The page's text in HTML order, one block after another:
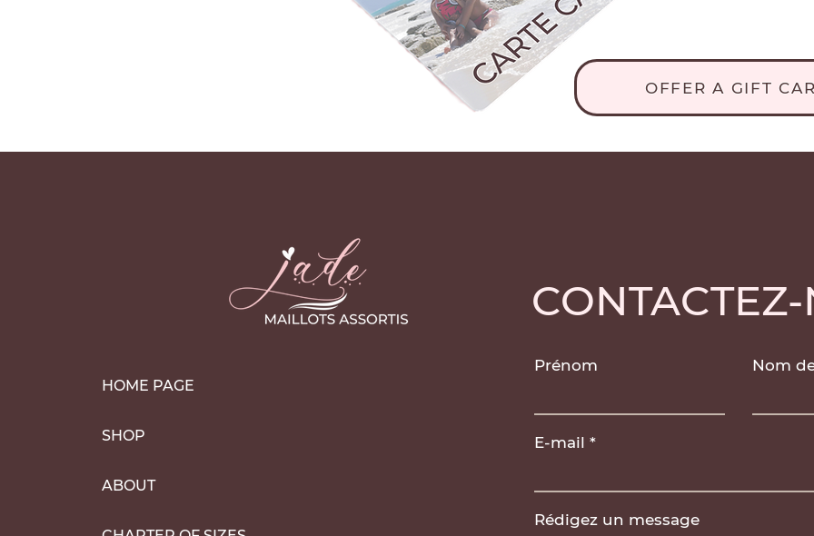
OFFER A GIFT
HOME PAGE
SHOP
ABOUT
Prénom Nom
E-mail
Rédigez un message